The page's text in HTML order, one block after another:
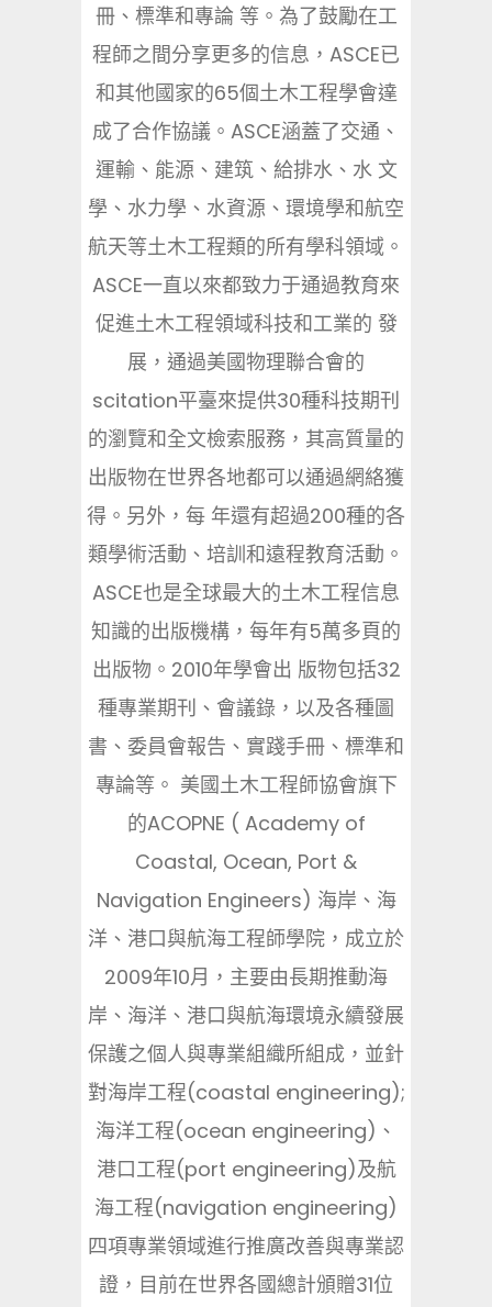
冊、標準和專論 等。為了鼓勵在工
程師之間分享更多的信息，ASCE已
和其他國家的65個土木工程學會達
成了合作協議。ASCE涵蓋了交通、
運輸、能源、建筑、給排水、水 文
學、水力學、水資源、環境學和航空
航天等土木工程類的所有學科領域。
ASCE一直以來都致力于通過教育來
促進土木工程領域科技和工業的 發
展，通過美國物理聯合會的
scitation平臺來提供30種科技期刊
的瀏覽和全文檢索服務，其高質量的
出版物在世界各地都可以通過網絡獲
得。另外，每 年還有超過200種的各
類學術活動、培訓和遠程教育活動。
ASCE也是全球最大的土木工程信息
知識的出版機構，每年有5萬多頁的
出版物。2010年學會出 版物包括32
種專業期刊、會議錄，以及各種圖
書、委員會報告、實踐手冊、標準和
專論等。 美國土木工程師協會旗下
的ACOPNE ( Academy of
Coastal, Ocean, Port &
Navigation Engineers) 海岸、海
洋、港口與航海工程師學院，成立於
2009年10月，主要由長期推動海
岸、海洋、港口與航海環境永續發展
保護之個人與專業組織所組成，並針
對海岸工程(coastal engineering);
海洋工程(ocean engineering)、
港口工程(port engineering)及航
海工程(navigation engineering)
四項專業領域進行推廣改善與專業認
證，目前在世界各國總計頒贈31位